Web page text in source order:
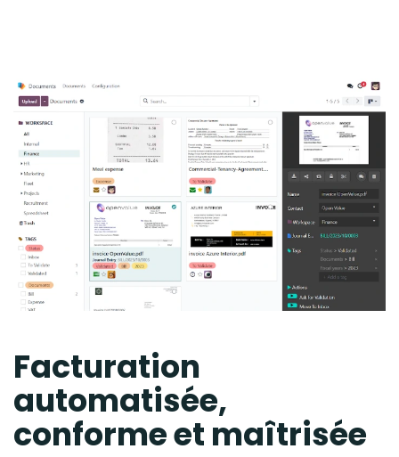
Facturation
automatisée,
conforme et maîtrisée